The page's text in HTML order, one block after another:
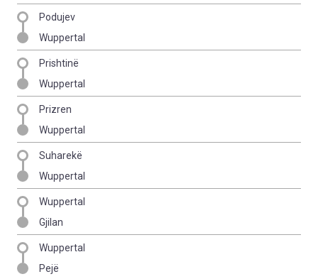
Podujev
Wuppertal
Prishtinë
Wuppertal
Prizren
Wuppertal
Suharekë
Wuppertal
Wuppertal
Gjilan
Wuppertal
Pejë